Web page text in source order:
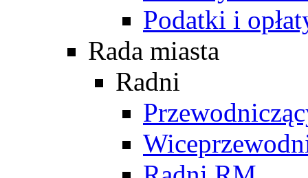
Podatki i
Rada miasta
Radni